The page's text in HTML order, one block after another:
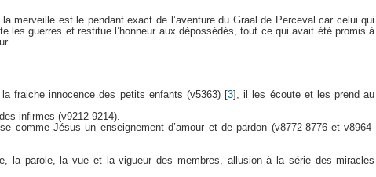
merveille est le pendant exact de l’aventure du Graal de Perceval car celui qui
les guerres et restitue l’honneur aux dépossédés, tout ce qui avait été promis à
fraiche innocence des petits enfants (v5363)[3]
, il les écoute et les prend au
infirmes (v9212-9214).
comme Jésus un enseignement d’amour et de pardon (v8772-8776 et v8964-
la parole, la vue et la vigueur des membres, allusion à la série des miracles